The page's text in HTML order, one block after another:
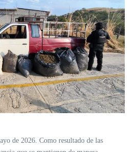
de 2026. Como resultado de las